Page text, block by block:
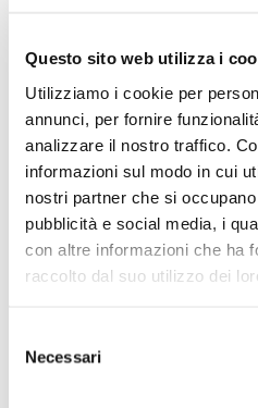
Questo sito web utilizza i
Utilizziamo i cookie per
annunci, per fornire
analizzare il nostro traffico.
informazioni sul modo in cui
nostri partner che si
pubblicità e social media, i
con altre informazioni che ha
raccolto dal suo utilizzo dei
delNecessari
testo e della narrazione. Sono
musiche descrittive,
volte di commento, altre volte
spaventatevi, carissimi bimbi
delle “dissonanze” volute e
per identificare dei personaggi o
possono anche alle volte
ma che, alla fine, si risolvono in
opportunità di crescita
ragazzi, che per i bambini del